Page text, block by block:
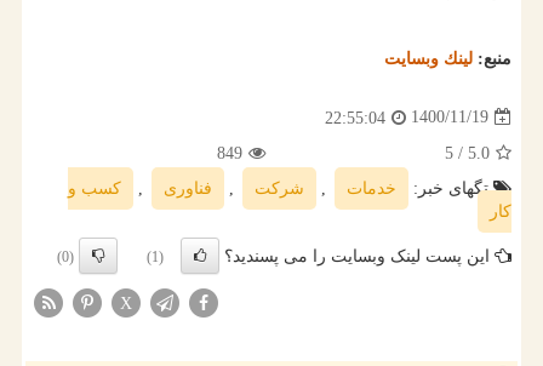
منبع: لینك وبسایت
1400/11/19
22:55:04
5.0
/ 5
849
تگهای خبر:
خدمات , شركت , فناوری ,
كسب و
كار
این پست لینک وبسایت را می پسندید؟ (1)
(0)
X